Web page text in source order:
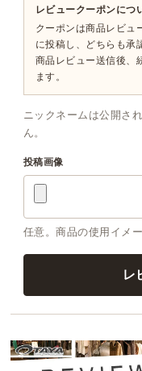
レビュークーポンにつ
クーポンは商品レビュ
に投稿し、どちらも承
商品レビュー送信後、
ます。
ニックネームは公開さ
ん。
投稿画像
任意。商品の使用イメ